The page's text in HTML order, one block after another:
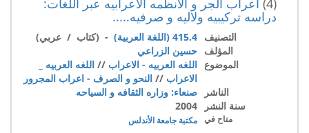
(4) اعراب الجر و الانظمه الاعرابيه عبر اللغات:
دراسه تركيبيه ولاليه و صرفيه.....
التصنيف 415.4 (اللغة العربية)
- (كتاب / عربي)
المؤلف حسين الزراعي
الموضوع اللغه العربيه - الاعراب // اللغه العربيه _
الاعراب // النحو و الصرف - اعراب المجرور
الناشر
صنعاء: وزاره الثقافه و السياحه
سنة النشر
2004
متاح في مكتبة جامعة الأندلس